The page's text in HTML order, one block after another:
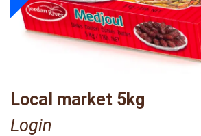
Local market 5kg
Login